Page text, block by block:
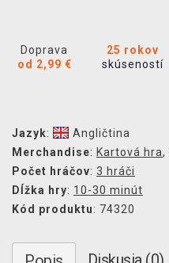
Doprava
od 2,99 €
25 rokov
skúseností
Jazyk:
Angličtina
Merchandise: Kartová hra,
Počet hráčov: 3 hráči
Dĺžka hry: 10-30 minút
Kód produktu: 74320